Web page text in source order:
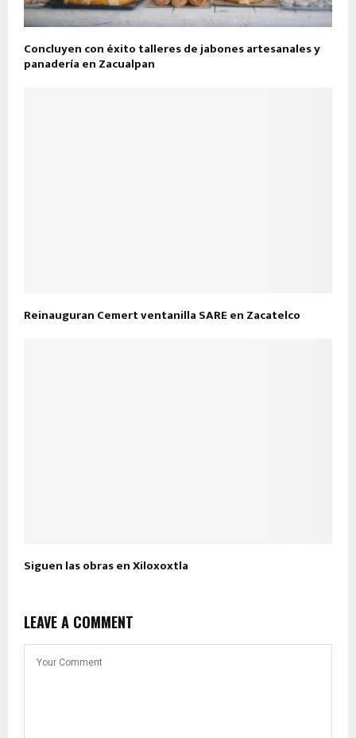
Concluyen con éxito talleres de jabones artesanales y
panadería en Zacualpan
Reinauguran Cemert ventanilla SARE en Zacatelco
Siguen las obras en Xiloxoxtla
LEAVE A COMMENT